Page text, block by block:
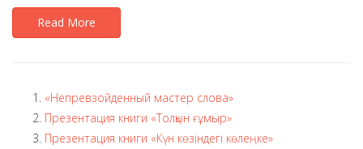
Read More
«Непревзойденный мастер слова»
Презентация книги «Толқын ғұмыр»
Презентация книги «Күн көзіндегі көлеңке»